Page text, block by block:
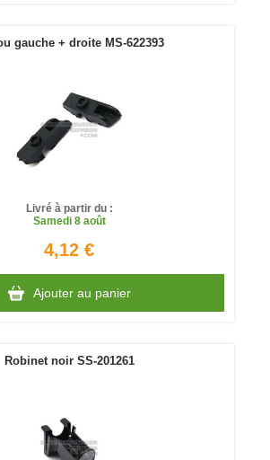
gauche + droite MS-622393
Livré à partir du :
Samedi8 août
4,12 €
Ajouter au panier
Robinet noir SS-201261